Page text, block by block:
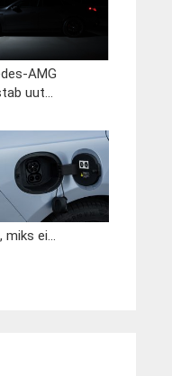
AMG
uut...
miks ei...